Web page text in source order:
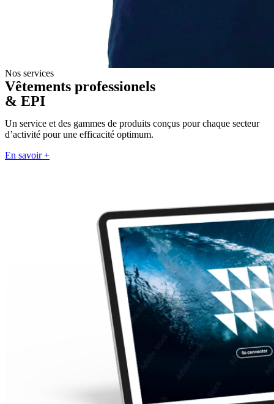
Nos services
Vêtements professionels
& EPI
Un service et des gammes de produits conçus pour chaque secteur
d’activité pour une efficacité optimum.
En savoir +